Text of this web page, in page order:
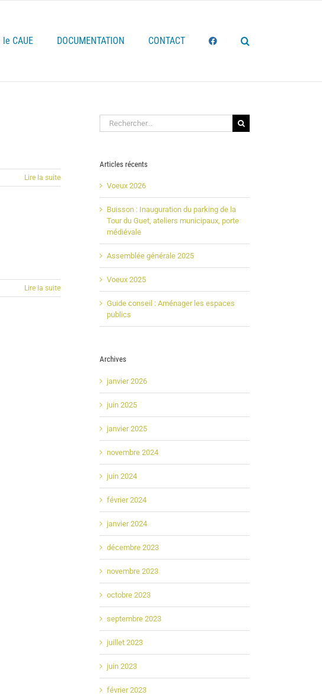
le CAUE DOCUMENTATION CONTACT
Lire la suite
Lire la suite
Rechercher:
Articles récents
Voeux 2026
Buisson : Inauguration du parking de la
Tour du Guet, ateliers municipaux, porte
médiévale
Assemblée générale 2025
Voeux 2025
Guide conseil : Aménager les espaces
publics
Archives
janvier 2026
juin 2025
janvier 2025
novembre 2024
juin 2024
février 2024
janvier 2024
décembre 2023
novembre 2023
octobre 2023
septembre 2023
juillet 2023
juin 2023
février 2023